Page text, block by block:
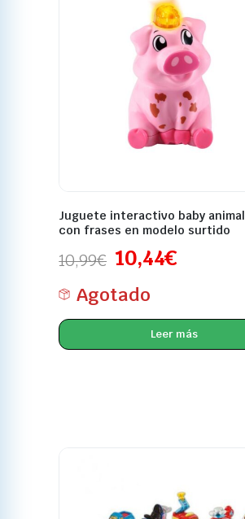
Juguete interactivo baby
con frases en modelo surtido
10,99€ 10,44€
Agotado
Leer más